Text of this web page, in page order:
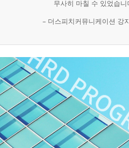
무사히 마칠 수 있었습
– 더스피치커뮤니케이션 강